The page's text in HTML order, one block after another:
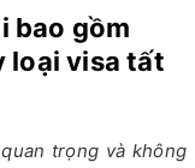
bao gồm
loại visa tất
trọng và không